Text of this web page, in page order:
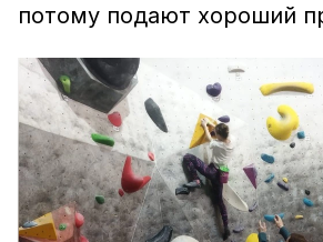
потому подают хороший